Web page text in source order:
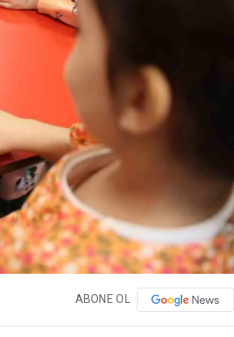
ABONE OL